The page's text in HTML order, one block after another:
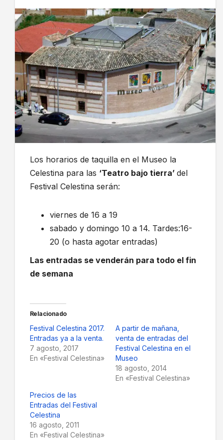
Los horarios de taquilla en el Museo la
Celestina para las ‘Teatro bajo tierra’ del
Festival Celestina serán:
viernes de 16 a 19
sabado y domingo 10 a 14. Tardes:16-
20 (o hasta agotar entradas)
Las entradas se venderán para todo el fin
de semana
Relacionado
Festival Celestina 2017.
Entradas ya a la venta.
7 agosto, 2017
En «Festival Celestina»
A partir de mañana,
venta de entradas del
Festival Celestina en el
Museo
18 agosto, 2014
En «Festival Celestina»
Precios de las
Entradas del Festival
Celestina
16 agosto, 2011
En «Festival Celestina»